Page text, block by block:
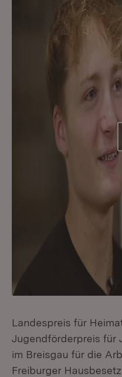
Landespreis für
Jugendförderpreis für
im Breisgau für die
Freiburger